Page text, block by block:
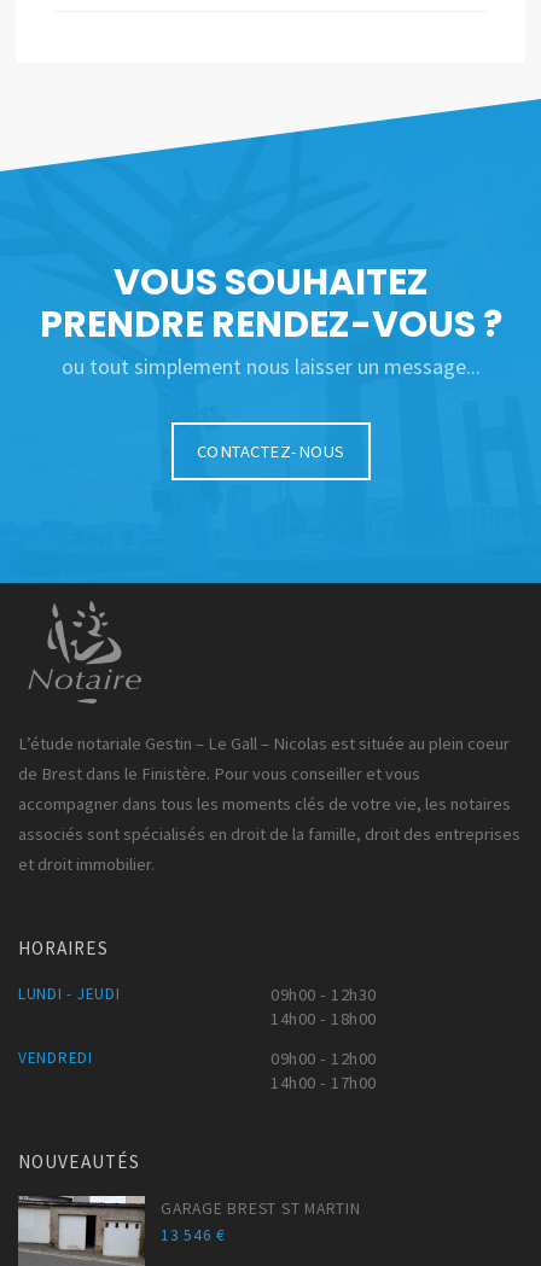
VOUS SOUHAITEZ
PRENDRE RENDEZ-VOUS ?
ou tout simplement nous laisser un message...
CONTACTEZ-NOUS
L’étude notariale Gestin – Le Gall – Nicolas est située au plein coeur
de Brest dans le Finistère. Pour vous conseiller et vous
accompagner dans tous les moments clés de votre vie, les notaires
associés sont spécialisés en droit de la famille, droit des entreprises
et droit immobilier.
HORAIRES
LUNDI - JEUDI
09h00 - 12h30
14h00 - 18h00
VENDREDI
09h00 - 12h00
14h00 - 17h00
NOUVEAUTÉS
GARAGE BREST ST MARTIN
13 546 €